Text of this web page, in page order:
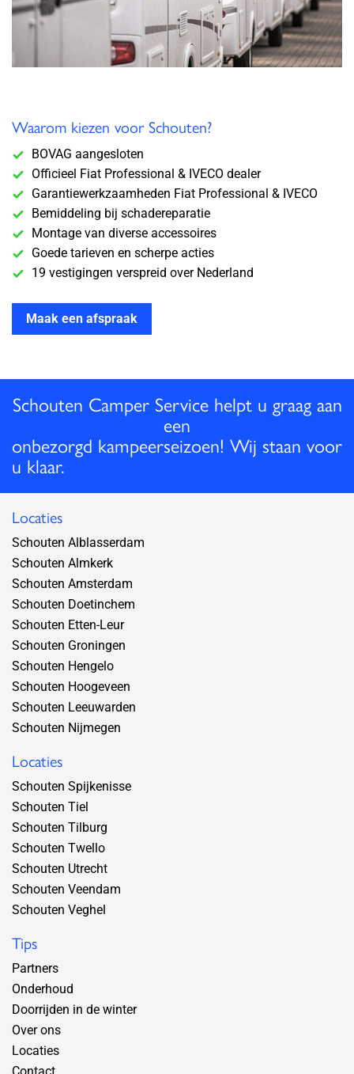
Waarom kiezen voor Schouten?
BOVAG aangesloten
Officieel Fiat Professional & IVECO dealer
Garantiewerkzaamheden Fiat Professional & IVECO
Bemiddeling bij schadereparatie
Montage van diverse accessoires
Goede tarieven en scherpe acties
19 vestigingen verspreid over Nederland
Maak een afspraak
Schouten Camper Service helpt u graag aan
een
onbezorgd kampeerseizoen! Wij staan voor
u klaar.
Locaties
Schouten Alblasserdam
Schouten Almkerk
Schouten Amsterdam
Schouten Doetinchem
Schouten Etten-Leur
Schouten Groningen
Schouten Hengelo
Schouten Hoogeveen
Schouten Leeuwarden
Schouten Nijmegen
Locaties
Schouten Spijkenisse
Schouten Tiel
Schouten Tilburg
Schouten Twello
Schouten Utrecht
Schouten Veendam
Schouten Veghel
Tips
Partners
Onderhoud
Doorrijden in de winter
Over ons
Locaties